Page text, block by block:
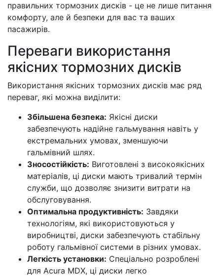
правильних тормозних дисків - це не лише питання
комфорту, але й безпеки для вас та ваших
пасажирів.
Переваги використання
якісних тормозних дисків
Використання якісних тормозних дисків має ряд
переваг, які можна виділити:
Збільшена безпека: Якісні диски
забезпечують надійне гальмування навіть у
екстремальних умовах, зменшуючи
гальмівний шлях.
Зносостійкість: Виготовлені з високоякісних
матеріалів, ці диски мають тривалий термін
служби, що дозволяє знизити витрати на
обслуговування.
Оптимальна продуктивність: Завдяки
технологіям, які використовуються у
виробництві, диски забезпечують стабільну
роботу гальмівної системи в різних умовах.
Легкість установки: Спеціально розроблені
для Acura MDX, ці диски легко